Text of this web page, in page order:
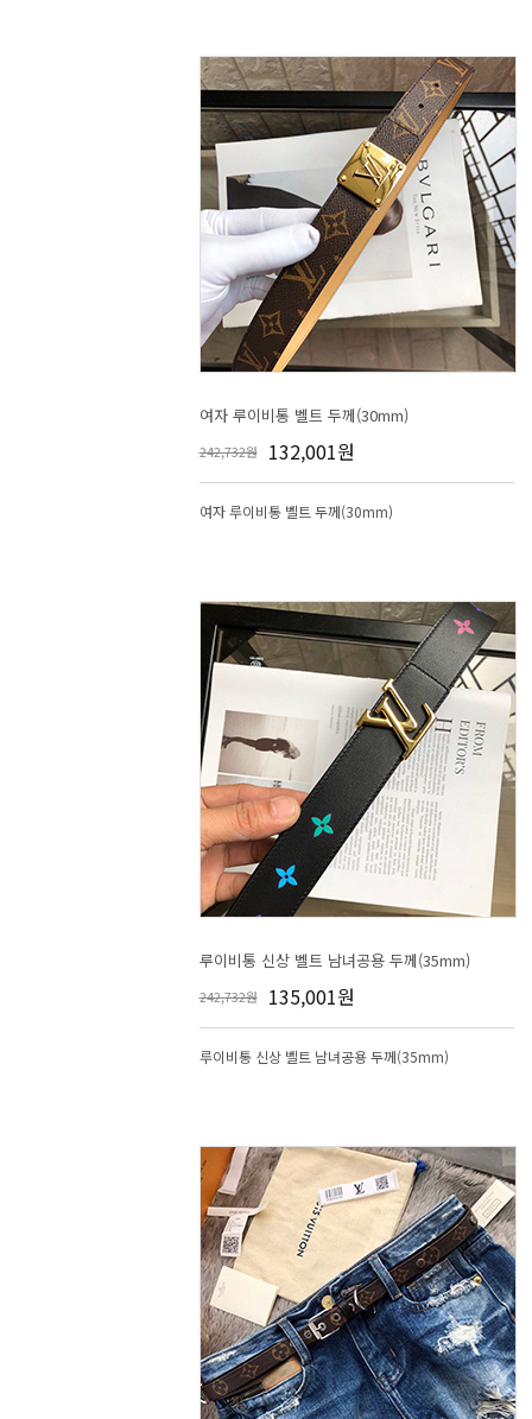
여자 루이비통 벨트 두께(30mm)
242,732원 132,001원
여자 루이비통 벨트 두께(30mm)
루이비통 신상 벨트 남녀공용 두께(35mm)
242,732원 135,001원
루이비통 신상 벨트 남녀공용 두께(35mm)